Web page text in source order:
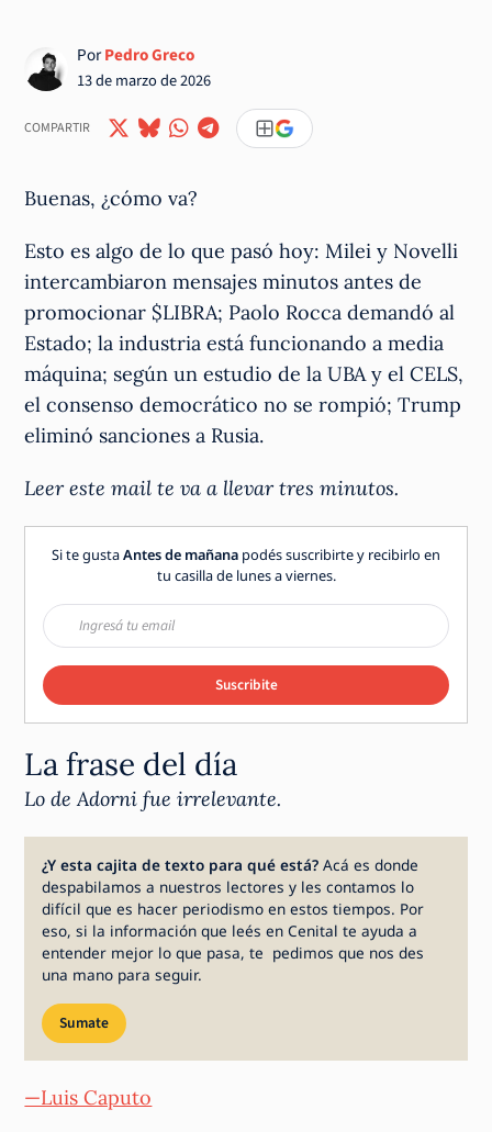
PorPedro Greco
13 de marzo de 2026
COMPARTIR
Buenas, ¿cómo va?
Esto es algo de lo que pasó hoy: Milei y Novelli
intercambiaron mensajes minutos antes de
promocionar $LIBRA; Paolo Rocca demandó al
Estado; la industria está funcionando a media
máquina; según un estudio de la UBA y el CELS,
el consenso democrático no se rompió; Trump
eliminó sanciones a Rusia.
Leer este mail te va a llevar tres minutos.
Si te gustaAntes de mañana podés suscribirte y recibirlo en
tu casilla de lunes a viernes.
Suscribite
La frase del día
Lo de Adorni fue irrelevante.
¿Y esta cajita de texto para qué está?Acá es donde
despabilamos a nuestros lectores y les contamos lo
difícil que es hacer periodismo en estos tiempos. Por
eso, si la información que leés en Cenital te ayuda a
entender mejor lo que pasa, te pedimos que nos des
una mano para seguir.
Sumate
—Luis Caputo